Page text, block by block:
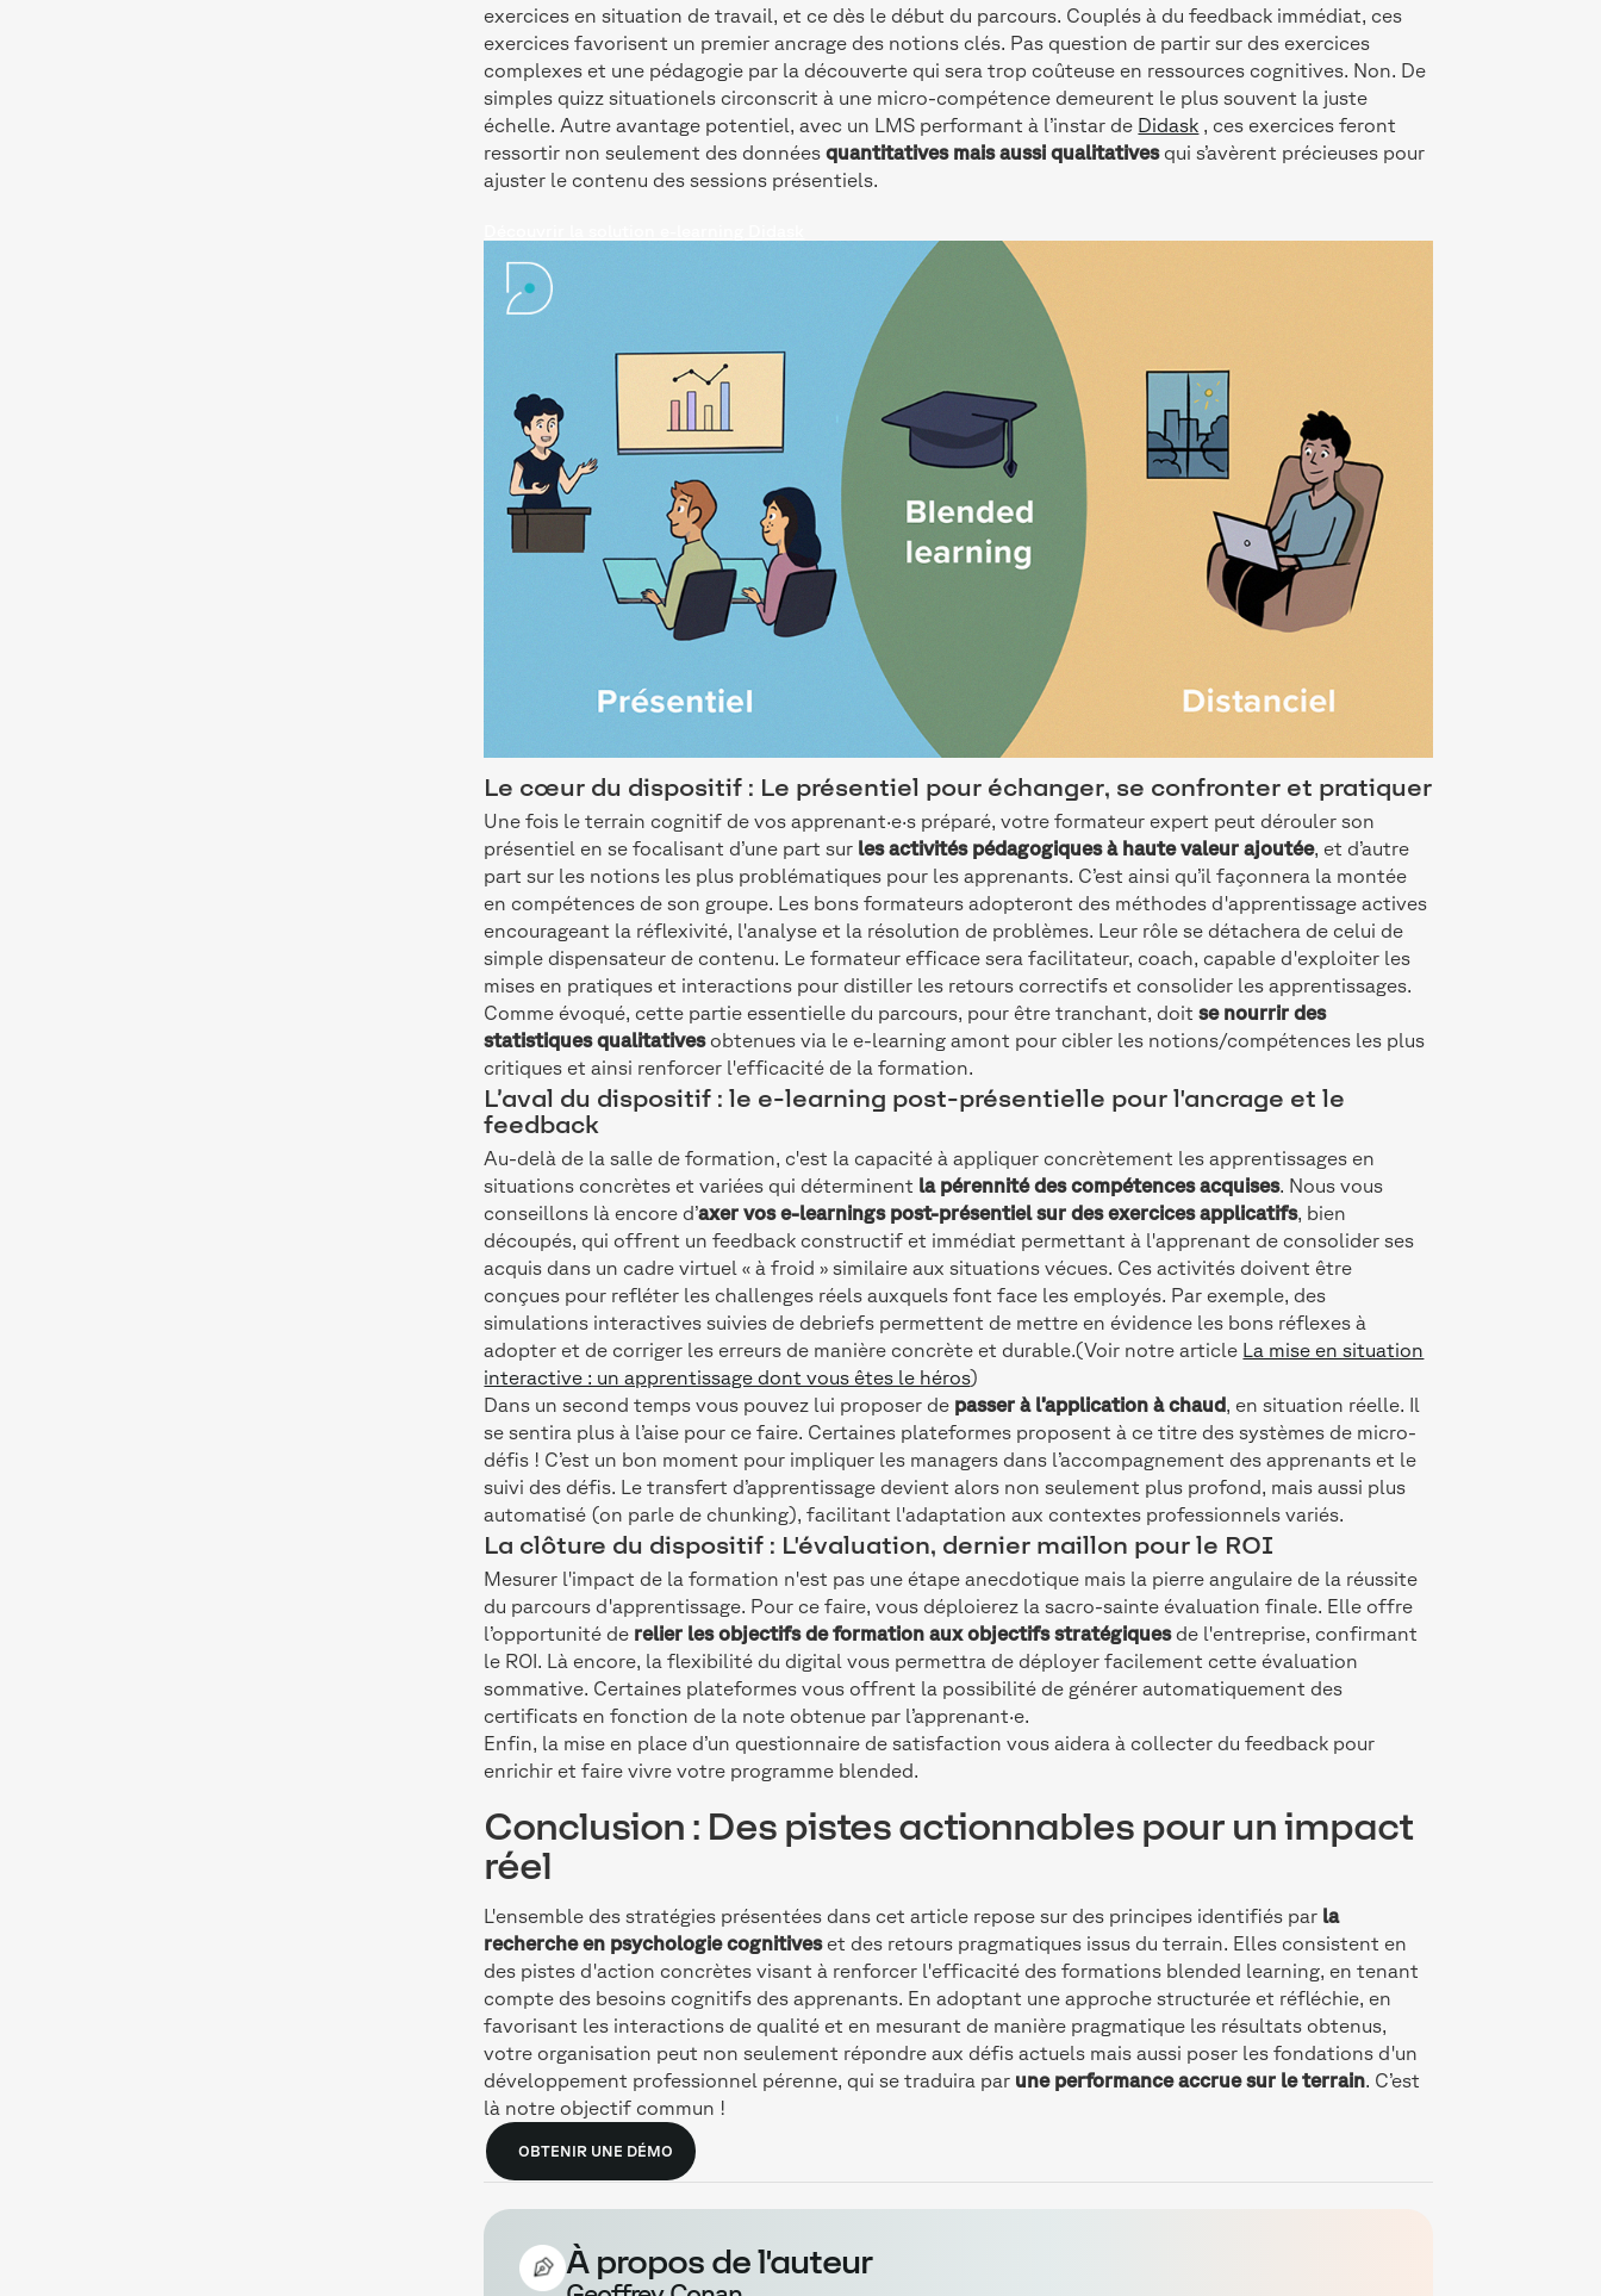
exercices en situation de travail, et ce dès le début du parcours. Couplés à du feedback immédiat, ces
exercices favorisent un premier ancrage des notions clés. Pas question de partir sur des exercices
complexes et une pédagogie par la découverte qui sera trop coûteuse en ressources cognitives. Non. De
simples quizz situationels circonscrit à une micro-compétence demeurent le plus souvent la juste
échelle. Autre avantage potentiel, avec un LMS performant à l’instar de Didask , ces exercices feront
ressortir non seulement des donnéesquantitatives mais aussi qualitativesqui s’avèrent précieuses pour
ajuster le contenu des sessions présentiels.
Le cœur du dispositif : Le présentiel pour échanger, se confronter et pratiquer
Une fois le terrain cognitif de vos apprenant·e·s préparé, votre formateur expert peut dérouler son
présentiel en se focalisant d’une part sur les activités pédagogiques à haute valeur ajoutée, et d’autre
part sur les notions les plus problématiques pour les apprenants. C’est ainsi qu’il façonnera la montée
en compétences de son groupe. Les bons formateurs adopteront des méthodes d'apprentissage actives
encourageant la réflexivité, l'analyse et la résolution de problèmes. Leur rôle se détachera de celui de
simple dispensateur de contenu. Le formateur efficace sera facilitateur, coach, capable d'exploiter les
mises en pratiques et interactions pour distiller les retours correctifs et consolider les apprentissages.
Comme évoqué, cette partie essentielle du parcours, pour être tranchant, doitse nourrir des
statistiques qualitativesobtenues via le e-learning amont pour cibler les notions/compétences les plus
critiques et ainsi renforcer l'efficacité de la formation.
L’aval du dispositif : le e-learning post-présentielle pour l'ancrage et le
feedback
Au-delà de la salle de formation, c'est la capacité à appliquer concrètement les apprentissages en
situations concrètes et variées qui déterminent la pérennité des compétences acquises. Nous vous
conseillons là encore d’axer vos e-learnings post-présentiel sur des exercices applicatifs, bien
découpés, qui offrent un feedback constructif et immédiat permettant à l'apprenant de consolider ses
acquis dans un cadre virtuel « à froid » similaire aux situations vécues. Ces activités doivent être
conçues pour refléter les challenges réels auxquels font face les employés. Par exemple, des
simulations interactives suivies de debriefs permettent de mettre en évidence les bons réflexes à
adopter et de corriger les erreurs de manière concrète et durable.(Voir notre article La mise en situation
interactive : un apprentissage dont vous êtes le héros)
Dans un second temps vous pouvez lui proposer de passer à l’application à chaud , en situation réelle. Il
se sentira plus à l’aise pour ce faire. Certaines plateformes proposent à ce titre des systèmes de micro-
défis ! C’est un bon moment pour impliquer les managers dans l’accompagnement des apprenants et le
suivi des défis. Le transfert d’apprentissage devient alors non seulement plus profond, mais aussi plus
automatisé (on parle de chunking), facilitant l'adaptation aux contextes professionnels variés.
La clôture du dispositif : L'évaluation, dernier maillon pour le ROI
Mesurer l'impact de la formation n'est pas une étape anecdotique mais la pierre angulaire de la réussite
du parcours d'apprentissage. Pour ce faire, vous déploierez la sacro-sainte évaluation finale. Elle offre
l’opportunité de relier les objectifs de formation aux objectifs stratégiquesde l'entreprise, confirmant
le ROI. Là encore, la flexibilité du digital vous permettra de déployer facilement cette évaluation
sommative. Certaines plateformes vous offrent la possibilité de générer automatiquement des
certificats en fonction de la note obtenue par l’apprenant·e.
Enfin, la mise en place d’un questionnaire de satisfaction vous aidera à collecter du feedback pour
enrichir et faire vivre votre programme blended.
Conclusion : Des pistes actionnables pour un impact
réel
L'ensemble des stratégies présentées dans cet article repose sur des principes identifiés par la
recherche en psychologie cognitiveset des retours pragmatiques issus du terrain. Elles consistent en
des pistes d'action concrètes visant à renforcer l'efficacité des formations blended learning, en tenant
compte des besoins cognitifs des apprenants. En adoptant une approche structurée et réfléchie, en
favorisant les interactions de qualité et en mesurant de manière pragmatique les résultats obtenus,
votre organisation peut non seulement répondre aux défis actuels mais aussi poser les fondations d'un
développement professionnel pérenne, qui se traduira par une performance accrue sur le terrain. C’est
là notre objectif commun !
OBTENIR UNE DÉMO
À propos de l'auteur